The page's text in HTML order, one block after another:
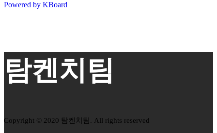
Powered by KBoard
탐켄치팀
Copyright © 2020 탐켄치팀. All rights reserved